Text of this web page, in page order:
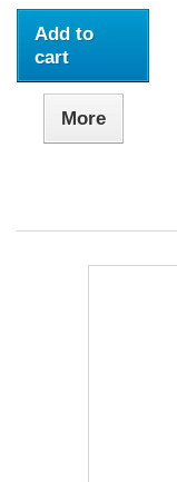
Add to
cart
More